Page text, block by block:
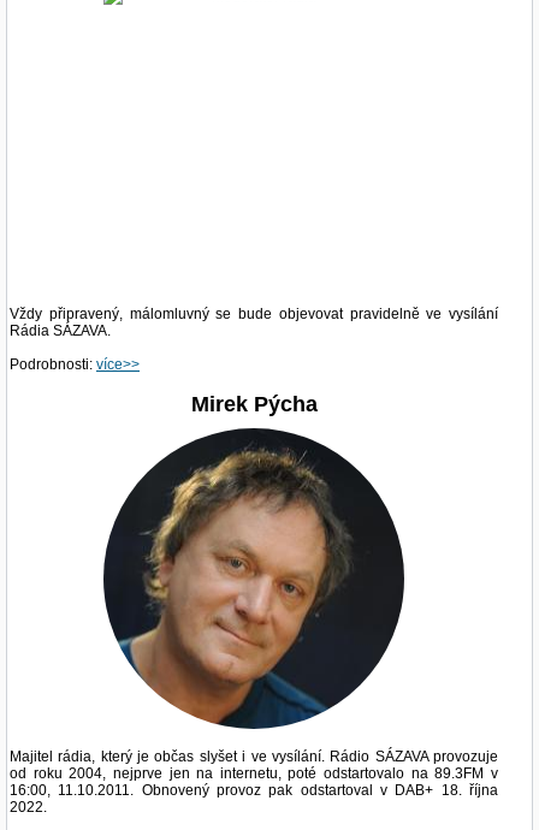
Vždy připravený, málomluvný se bude objevovat pravidelně ve vysílání
Rádia SÁZAVA.
Podrobnosti: více>>
Mirek Pýcha
Majitel rádia, který je občas slyšet i ve vysílání. Rádio SÁZAVA provozuje
od roku 2004, nejprve jen na internetu, poté odstartovalo na 89.3FM v
16:00, 11.10.2011. Obnovený provoz pak odstartoval v DAB+ 18. října
2022.